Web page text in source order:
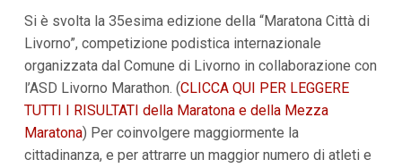
t
p
r
i
n
c
i
p
a
Si è svolta la 35esima edizione della “Maratona Città di
Livorno”, competizione podistica internazionale
organizzata dal Comune di Livorno in collaborazione con
l’ASD Livorno Marathon. (CLICCA QUI PER LEGGERE
TUTTI I RISULTATI della Maratona e della Mezza
Maratona) Per coinvolgere maggiormente la
cittadinanza, e per attrarre un maggior numero di atleti e